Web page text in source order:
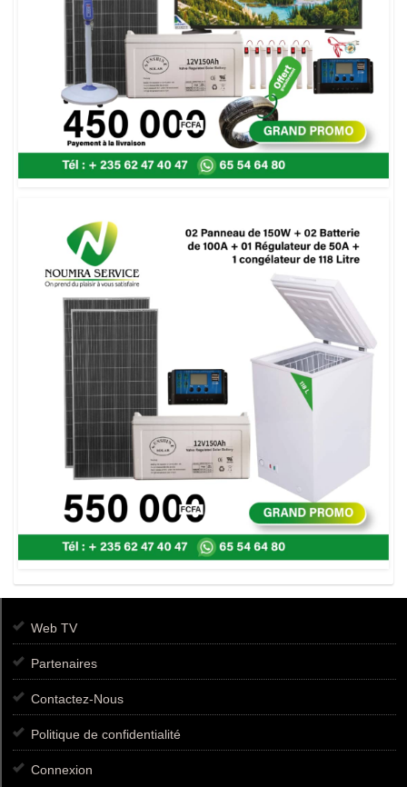
Web TV
Partenaires
Contactez-Nous
Politique de confidentialité
Connexion